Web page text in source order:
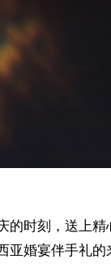
亚婚宴伴手礼的